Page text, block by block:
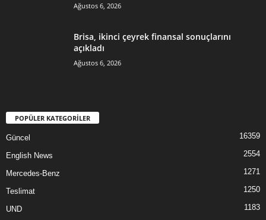
Ağustos 6, 2026
Brisa, ikinci çeyrek finansal sonuçlarını
açıkladı
Ağustos 6, 2026
POPÜLER KATEGORİLER
Güncel 16359
English News 2554
Mercedes-Benz 1271
Teslimat 1250
UND 1183